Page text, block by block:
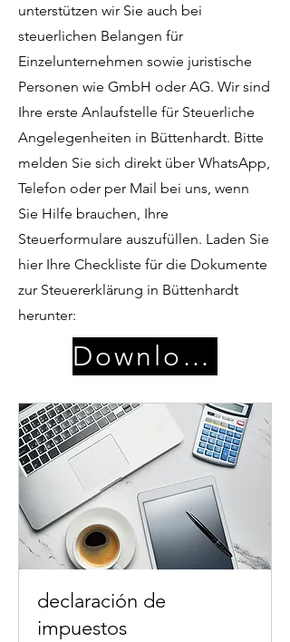
unterstützen wir Sie auch bei
steuerlichen Belangen für
Einzelunternehmen sowie juristische
Personen wie GmbH oder AG. Wir sind
Ihre erste Anlaufstelle für Steuerliche
Angelegenheiten in Büttenhardt. Bitte
melden Sie sich direkt über WhatsApp,
Telefon oder per Mail bei uns, wenn
Sie Hilfe brauchen, Ihre
Steuerformulare auszufüllen. Laden Sie
hier Ihre Checkliste für die Dokumente
zur Steuererklärung in Büttenhardt
herunter:
Download
declaración de
impuestos